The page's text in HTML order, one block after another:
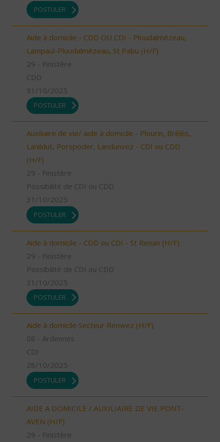
POSTULER
Aide à domicile - CDD OU CDI - Ploudalmézeau,
Lampaul-Ploudalmézeau, St Pabu (H/F)
29 - Finistère
CDD
31/10/2025
POSTULER
Auxiliaire de vie/ aide à domicile - Plourin, Brélès,
Lanildut, Porspoder, Landunvez - CDI ou CDD
(H/F)
29 - Finistère
Possibilité de CDI ou CDD
31/10/2025
POSTULER
Aide à domicile - CDD ou CDI - St Renan (H/F)
29 - Finistère
Possibilité de CDI ou CDD
31/10/2025
POSTULER
Aide à domicile Secteur Renwez (H/F)
08 - Ardennes
CDI
28/10/2025
POSTULER
AIDE A DOMICILE / AUXILIAIRE DE VIE PONT-
AVEN (H/F)
29 - Finistère